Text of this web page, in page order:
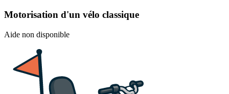
Motorisation d'un vélo classique
Aide non disponible